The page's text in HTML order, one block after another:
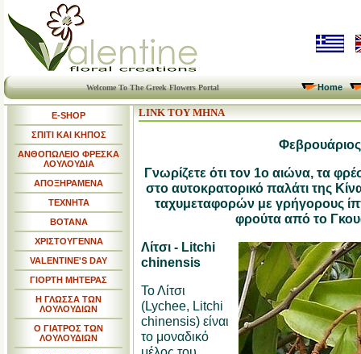
Welcome To The Greek Flowers Portal Home
E-SHOP
ΣΠΙΤΙ ΚΑΙ ΚΗΠΟΣ
ΑΝΘΟΠΩΛΕΙΟ ΦΡΕΣΚΑ
ΛΟΥΛΟΥΔΙΑ
ΑΠΟΞΗΡΑΜΕΝΑ
ΤΕΧΝΗΤΑ
ΒΟΤΑΝΑ
ΧΡΙΣΤΟΥΓΕΝΝΑ
VALENTINE'S DAY
ΓΙΟΡΤΗ ΜΗΤΕΡΑΣ
Η ΓΛΩΣΣΑ ΤΩΝ
ΛΟΥΛΟΥΔΙΩΝ
Ο ΓΙΑΤΡΟΣ ΤΩΝ
ΛΟΥΛΟΥΔΙΩΝ
LINK ΤΟΥ ΜΗΝΑ
Γνωρίζετε ότι τον 1ο αιώνα, τα
στο αυτοκρατορικό παλάτι της
ταχυμεταφορών με γρήγορους
φρούτα από το
Λίτσι - Litchi
chinensis
Το Λίτσι
(Lychee, Litchi
chinensis) είναι
το μοναδικό